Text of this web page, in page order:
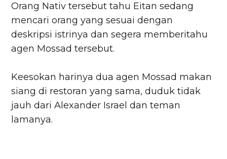
Orang Nativ tersebut tahu Eitan sedang
mencari orang yang sesuai dengan
deskripsi istrinya dan segera memberitahu
agen Mossad tersebut.
Keesokan harinya dua agen Mossad makan
siang di restoran yang sama, duduk tidak
jauh dari Alexander Israel dan teman
lamanya.